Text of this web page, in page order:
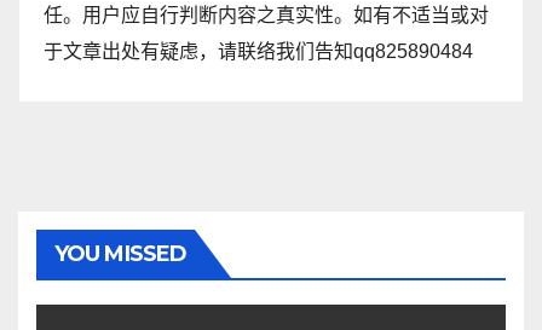
任。用户应自行判断内容之真实性。如有不适当或对
于文章出处有疑虑，请联络我们告知qq825890484
YOU MISSED